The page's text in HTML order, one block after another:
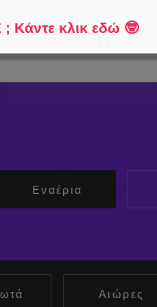
Εναέρια
Αιώρες
; Κάντε κλικ εδώ 🤓